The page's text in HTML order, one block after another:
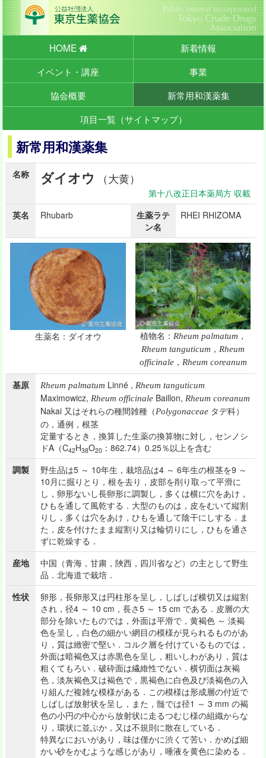
HOME
新着情報
イベント・講座
事業
協会概要
新常用和漢薬集
項目一覧（サイトマップ）
新常用和漢薬集
名称 ダイオウ （大黄）
第十八改正日本薬局方 収載
英名
Rhubarb
生薬ラテ
ン名
RHEI RHIZOMA
生薬名：ダイオウ 植物名： Rheum palmatum ，
Rheum tanguticum ， Rheum
officinale， Rheum coreanum
基原 Rheum palmatum Linné ,Rheum tanguticum
Maximowicz,Rheum officinale Baillon,Rheum coreanum
Nakai 又はそれらの種間雑種（Polygonaceae タデ科）
の，通例，根茎
定量するとき，換算した生薬の換算物に対し，センノシ
ドA（C42H38O20 ：862.74）0.25％以上を含む
調製
野生品は5 ～ 10年生，栽培品は4 ～ 6年生の根茎を9 ～
10月に掘りとり，根を去り，皮部を削り取って平滑に
し，卵形ないし長卵形に調製し，多くは横に穴をあけ，
ひもを通して風乾する．大型のものは，皮をむいて縦割
りし，多くは穴をあけ，ひもを通して陰干にしする．ま
た，皮を付けたまま縦割り又は輪切りにし，ひもを通さ
ずに乾燥する．
産地
中国（青海，甘粛，陜西，四川省など）の主として野生
品．北海道で栽培．
性状
卵形，長卵形又は円柱形を呈し，しばしば横切又は縦割
され，径4 ～ 10 cm，長さ5 ～ 15 cm である．皮層の大
部分を除いたものでは，外面は平滑で，黄褐色 ～ 淡褐
色を呈し，白色の細かい網目の模様が見られるものがあ
り，質は緻密で堅い．コルク層を付けているものでは，
外面は暗褐色又は赤黒色を呈し，粗いしわがあり，質は
粗くてもろい．破砕面は繊維性でない．横切面は灰褐
色，淡灰褐色又は褐色で，黒褐色に白色及び淡褐色の入
り組んだ複雑な模様がある．この模様は形成層の付近で
しばしば放射状を呈し，また，髄では径1 ～ 3 mm の褐
色の小円の中心から放射状に走るつむじ様の組織からな
り，環状に並ぶか，又は不規則に散在している．
特異なにおいがあり，味は僅かに渋くて苦い．かめば細
かい砂をかむような感じがあり，唾液を黄色に染める．